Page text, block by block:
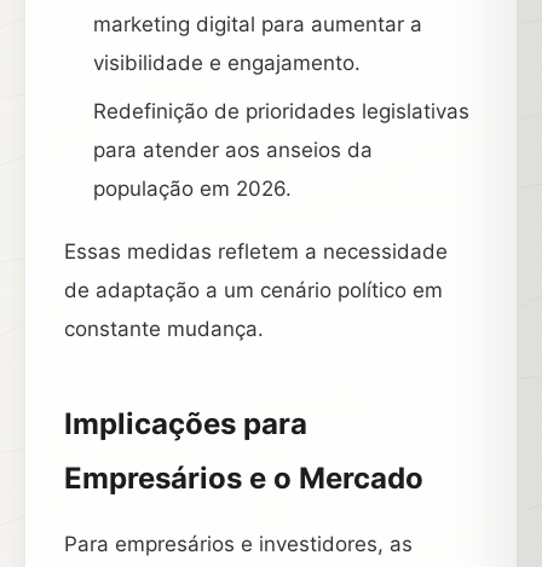
marketing digital para aumentar a
visibilidade e engajamento.
Redefinição de prioridades legislativas
para atender aos anseios da
população em 2026.
Essas medidas refletem a necessidade
de adaptação a um cenário político em
constante mudança.
Implicações para
Empresários e o Mercado
Para empresários e investidores, as